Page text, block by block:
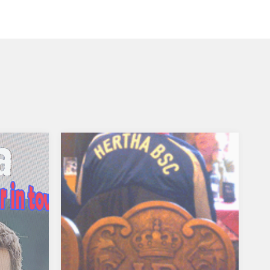
Kein Zuckerschlecken
Die Stimmung ist mies, der Jahreszeit
entsprechend. Nicht ganz auf dem
Nullpunkt, aber knapp davor. Die
jüngste Pleite beim Jahn, fast mit
Ansage. Selbst ein Remis wäre zu